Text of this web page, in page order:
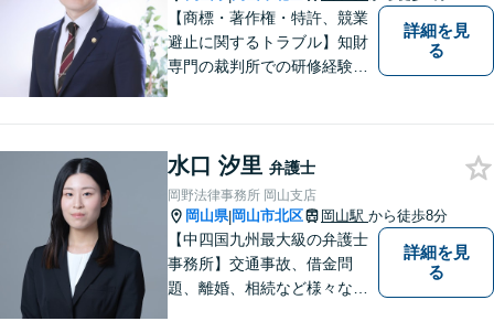
【商標・著作権・特許、競業
避止に関するトラブル】知財
専門の裁判所での研修経験、
に関する相談対応、トラブル
解決実績多数。
詳細を見
る
水口 汐里 弁護士
岡野法律事務所 岡山支店
岡山県|岡山市北区 岡山駅 から徒歩8分
【中四国九州最大級の弁護士
事務所】交通事故、借金問
題、離婚、相続など様々な問
詳細を見
る